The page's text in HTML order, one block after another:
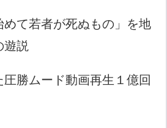
て若者が死ぬもの」を地
遊説
勝ムード動画再生１億回